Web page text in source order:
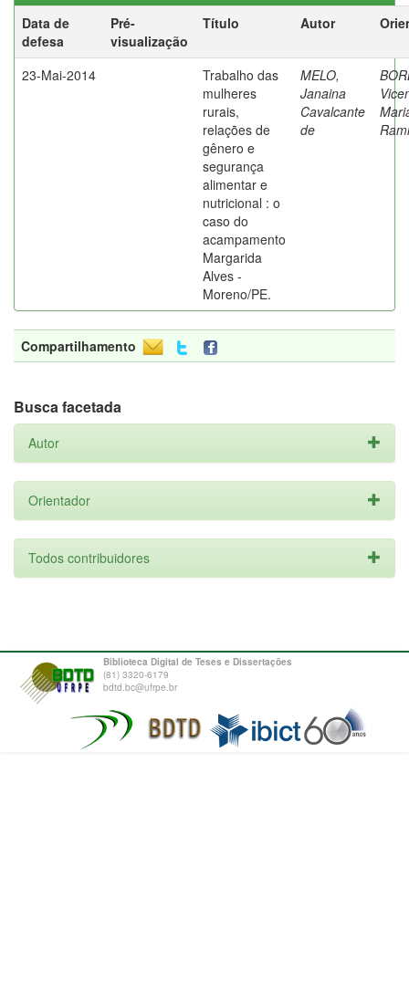
Data de
defesa
Pré-
visualização
Título Autor
23-Mai-2014
Trabalho das
mulheres
rurais,
relações de
gênero e
segurança
alimentar e
nutricional : o
caso do
acampamento
Margarida
Alves -
Moreno/PE.
MELO,
Janaina
Cavalcante
de
Compartilhamento
Busca facetada
Autor
Orientador
Todos contribuidores
Biblioteca Digital de Teses e Dissertações
(81) 3320-6179
bdtd.bc@ufrpe.br